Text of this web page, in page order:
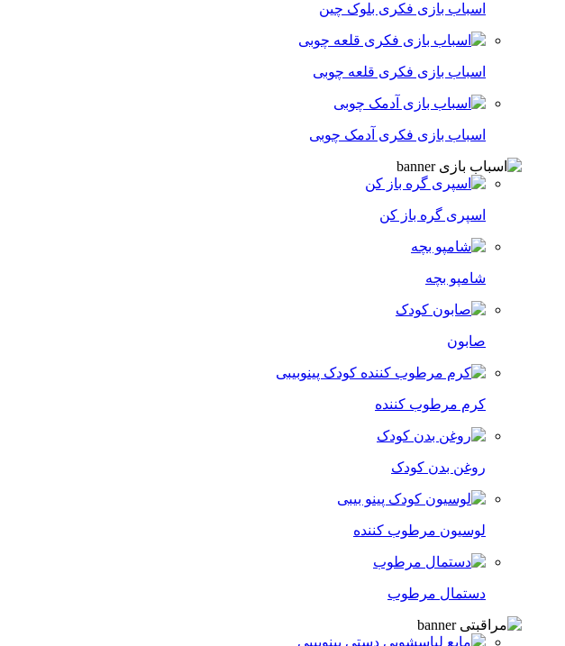
اسباب بازی فکری بلوک چین
اسباب بازی فکری قلعه چوبی
اسباب بازی فکری آدمک چوبی
اسپری گره باز کن
شامپو بچه
صابون
کرم مرطوب کننده
روغن بدن کودک
لوسیون مرطوب کننده
دستمال مرطوب